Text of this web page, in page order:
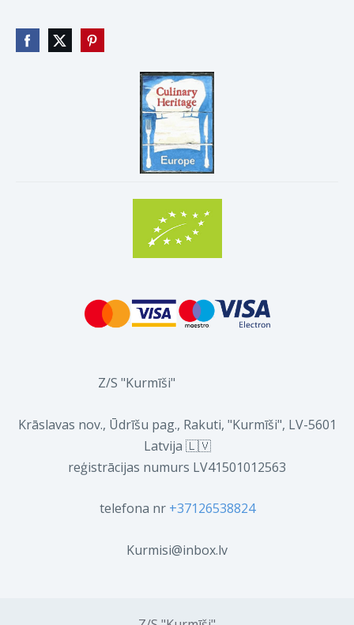
Z/S "Kurmīši"
Krāslavas nov., Ūdrīšu pag., Rakuti, "Kurmīši", LV-5601
Latvija 🇱🇻
reģistrācijas numurs LV41501012563
telefona nr +37126538824
Kurmisi@inbox.lv